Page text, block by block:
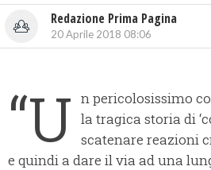
Redazione Prima Pagina
20 Aprile 2018 08:06
“U n pericolosissimo
la tragica storia di
scatenare reazioni
e quindi a dare il via ad una